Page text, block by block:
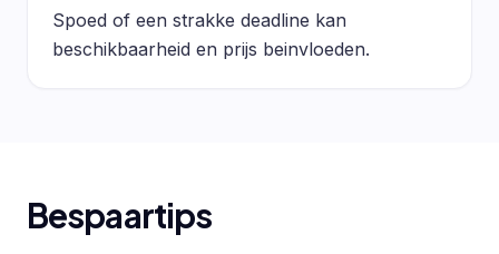
Spoed of een strakke deadline kan
beschikbaarheid en prijs beinvloeden.
Bespaartips